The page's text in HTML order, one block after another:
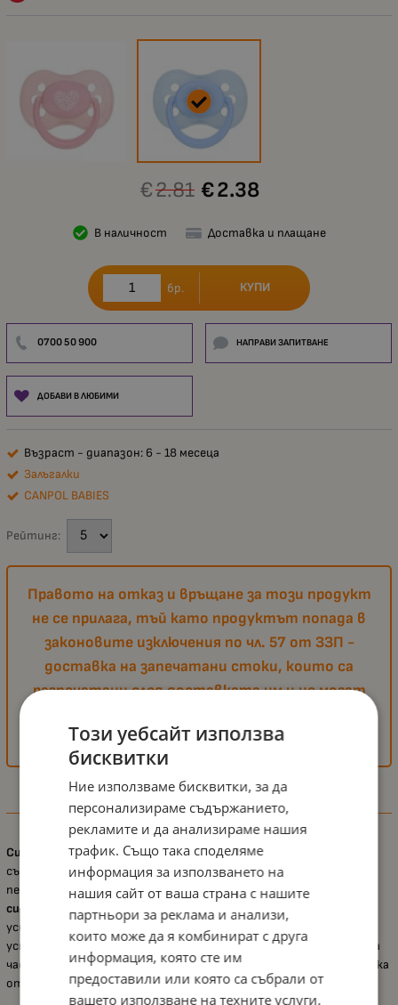
2.81
€ 2.38
€
В наличност Доставка и плащане
бр. КУПИ
0700 50 900 НАПРАВИ ЗАПИТВАНЕ
ДОБАВИ В ЛЮБИМИ
Възраст - диапазон: 6 - 18 месеца
Залъгалки
CANPOL BABIES
Рейтинг:
Правото на отказ и връщане за този продукт
не се прилага, тъй като продуктът попада в
законовите изключения по чл. 57 от ЗЗП -
доставка на запечатани стоки, които са
разпечатани след доставката им и не могат
свързани с хигиената или защита на здравето.
Информация
Силиконова залъгалка Canpol – Pastelove, Синя звезда, 6–18 m
създадена, за да осигури комфорт и спокойствие на бебето в
периода на активно развитие. Благодарение намекия
симетричен силиконов биберон
усилия при сучене и подпомага естественото движение на
устата.
Голямата вентилационна повърхностна предпазната
част позволява свободна циркулация на въздуха и намалява риска
от раздразнение на чувствителната кожа около устата.
Този уебсайт използва
бисквитки
Ние използваме бисквитки, за да
персонализираме съдържанието,
рекламите и да анализираме нашия
трафик. Също така споделяме
информация за използването на
нашия сайт от ваша страна с нашите
партньори за реклама и анализи,
които може да я комбинират с друга
информация, която сте им
предоставили или която са събрали от
вашето използване на техните услуги.